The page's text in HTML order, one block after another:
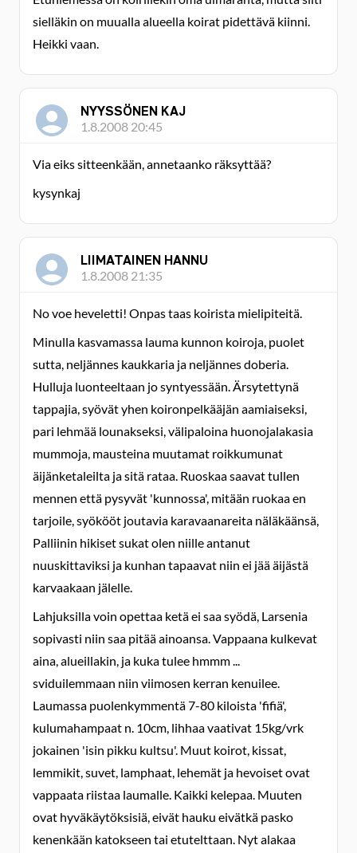
sielläkin on muualla alueella koirat pidettävä kiinni.
Heikki vaan.
NYYSSÖNEN KAJ
1.8.2008 20:45
Via eiks sitteenkään, annetaanko räksyttää?
kysynkaj
LIIMATAINEN HANNU
1.8.2008 21:35
No voe heveletti! Onpas taas koirista mielipiteitä.
Minulla kasvamassa lauma kunnon koiroja, puolet
sutta, neljännes kaukkaria ja neljännes doberia.
Hulluja luonteeltaan jo syntyessään. Ärsytettynä
tappajia, syövät yhen koironpelkääjän aamiaiseksi,
pari lehmää lounakseksi, välipaloina huonojalakasia
mummoja, mausteina muutamat roikkumunat
äijänketaleilta ja sitä rataa. Ruoskaa saavat tullen
mennen että pysyvät 'kunnossa', mitään ruokaa en
tarjoile, syökööt joutavia karavaanareita näläkäänsä,
Palliinin hikiset sukat olen niille antanut
nuuskittaviksi ja kunhan tapaavat niin ei jää äijästä
karvaakaan jälelle.
Lahjuksilla voin opettaa ketä ei saa syödä, Larsenia
sopivasti niin saa pitää ainoansa. Vappaana kulkevat
aina, alueillakin, ja kuka tulee hmmm ...
sviduilemmaan niin viimosen kerran kenuilee.
Laumassa puolenkymmentä 7-80 kiloista 'fifiä',
kulumahampaat n. 10cm, lihhaa vaativat 15kg/vrk
jokainen 'isin pikku kultsu'. Muut koirot, kissat,
lemmikit, suvet, lamphaat, lehemät ja hevoiset ovat
vappaata riistaa laumalle. Kaikki kelepaa. Muuten
ovat hyväkäytöksisiä, eivät hauku eivätkä pasko
kenenkään katokseen tai etutelttaan. Nyt alakaa